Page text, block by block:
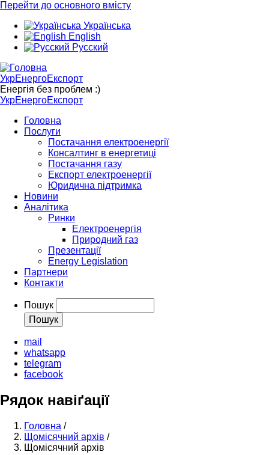
Перейти до основного вмісту
Українська
English
Русский
УкрЕнергоЕкспорт
Енергія без проблем :)
УкрЕнергоЕкспорт
Головна
Послуги
Постачання електроенергії
Консалтинг в енергетиці
Постачання газу
Експорт електроенергії
Юридична підтримка
Новини
Аналітика
Ринки
Електроенергія
Природний газ
Презентації
Energy Legislation
Партнери
Контакти
Пошук
mail
whatsapp
telegram
facebook
Рядок навіґації
Головна /
Щомісячний архів /
Щомісячний архів